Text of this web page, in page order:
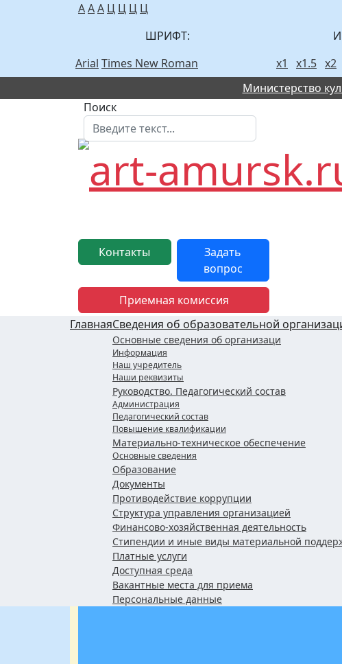
AAA Ц Ц Ц Ц
ШРИФТ:
Arial Times New Roman
х1
х1.5 х2
Министерство
Поиск
Контакты
Задать
вопрос
Приемная комиссия
ГлавнаяСведения об образовательной
Основные сведения об организаци
Информация
Наш учредитель
Наши реквизиты
Руководство. Педагогический состав
Администрация
Педагогический состав
Повышение квалификации
Материально-техническое обеспечение
Основные сведения
Образование
Документы
Противодействие коррупции
Структура управления организацией
Финансово-хозяйственная деятельность
Стипендии и иные виды материальной
Платные услуги
Доступная среда
Вакантные места для приема
Персональные данные